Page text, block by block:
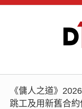
《傭人之道》
跳工及用新舊合約